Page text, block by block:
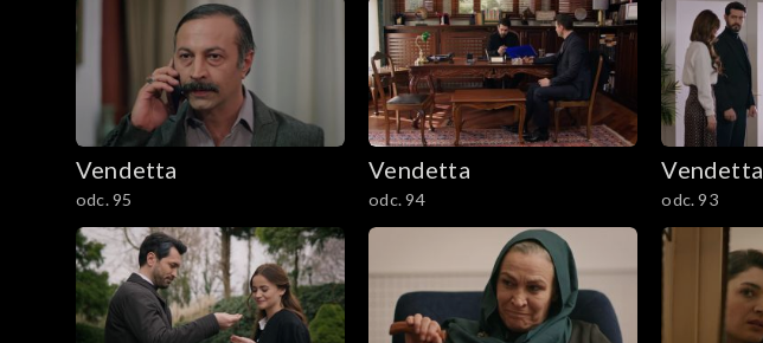
Vendetta
odc. 95
Vendetta
odc. 94
Vendetta
odc. 93